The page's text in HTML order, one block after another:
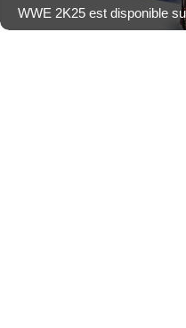
WWE 2K25 est disponible